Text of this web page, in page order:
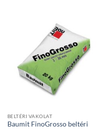
BELTÉRI VAKOLAT
Baumit FinoGrosso beltéri